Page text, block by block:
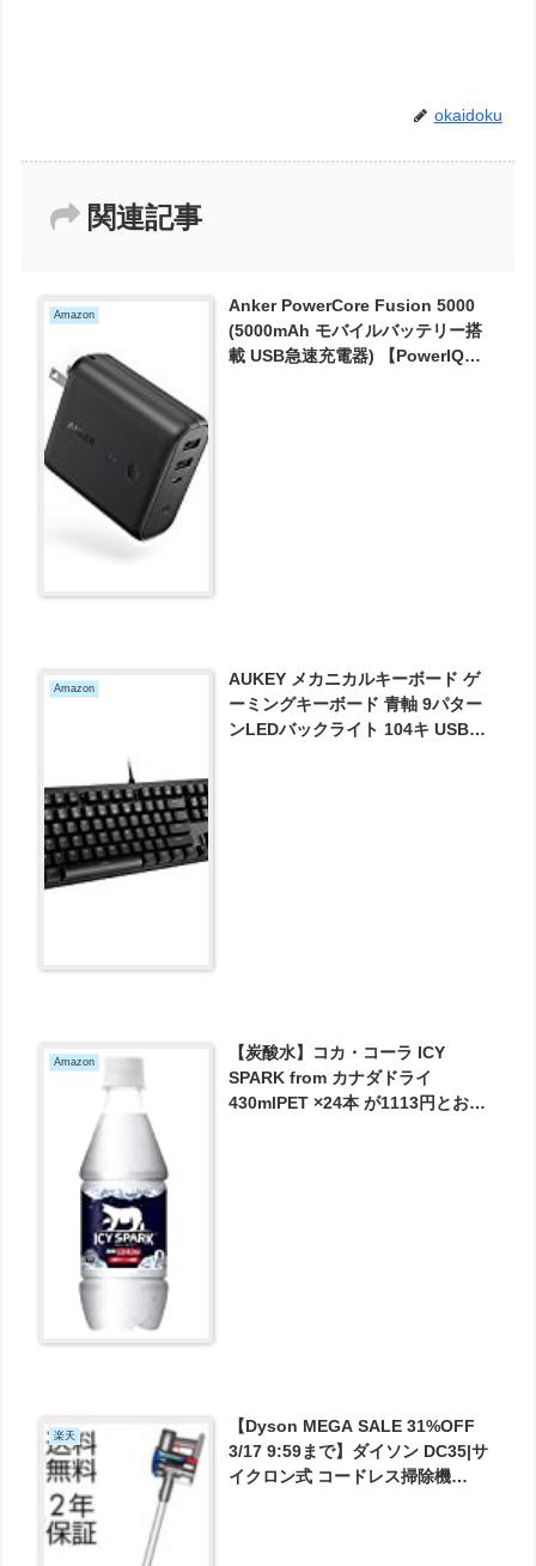
okaidoku
関連記事
Amazon
Anker PowerCore Fusion 5000
(5000mAh モバイルバッテリー搭
載 USB急速充電器) 【PowerIQ搭
Amazon
AUKEY メカニカルキーボード ゲ
ーミングキーボード 青軸 9パター
ンLEDバックライト 104キ USB有
Amazon
【炭酸水】コカ・コーラ ICY
SPARK from カナダドライ
430mlPET ×24本 が1113円とお買
楽天
【Dyson MEGA SALE 31%OFF
3/17 9:59まで】ダイソン DC35|サ
イクロン式 コードレス掃除機